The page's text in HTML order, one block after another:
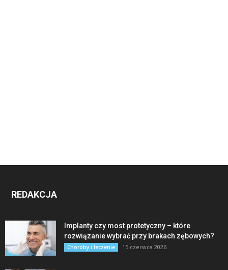
REDAKCJA
Implanty czy most protetyczny – które
rozwiązanie wybrać przy brakach zębowych?
Choroby i leczenie 15 czerwca 2026